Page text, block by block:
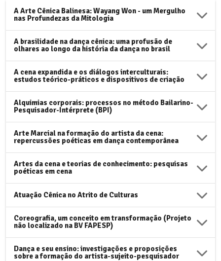
A Arte Cênica Balinesa: Wayang Won - um Mergulho
nas Profundezas da Mitologia
A brasilidade na dança cênica: uma profusão de
olhares ao longo da história da dança no brasil
A cena expandida e os diálogos interculturais:
estudos teórico-práticos e dispositivos de criação
Alquimias corporais: processos no método Bailarino-
Pesquisador-Intérprete (BPI)
Arte Marcial na formação do artista da cena:
repercussões poéticas em dança contemporânea
Artes da cena e teorias de conhecimento: pesquisas
poéticas em cena
Atuação Cênica no Atrito de Culturas
Coreografia, um conceito em transformação (Projeto
não localizado na BV FAPESP)
Dança e seu ensino: investigações e proposições
sobre a formação do artista-sujeito-pesquisador